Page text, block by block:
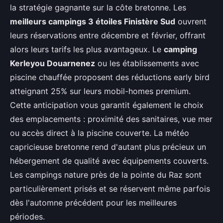
la stratégie gagnante sur la côte bretonne. Les
meilleurs campings 3 étoiles Finistère Sud ouvrent
leurs réservations entre décembre et février, offrant
alors leurs tarifs les plus avantageux. Le camping
Kerleyou Douarnenez ou les établissements avec
piscine chauffée proposent des réductions early bird
atteignant 25% sur leurs mobil-homes premium.
Cette anticipation vous garantit également le choix
des emplacements : proximité des sanitaires, vue mer
ou accès direct à la piscine couverte. La météo
capricieuse bretonne rend d'autant plus précieux un
hébergement de qualité avec équipements couverts.
Les campings nature près de la pointe du Raz sont
particulièrement prisés et se réservent même parfois
dès l'automne précédent pour les meilleures
périodes.